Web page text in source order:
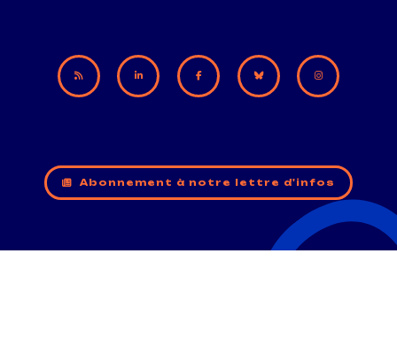
Abonnement à notre lettre d'infos